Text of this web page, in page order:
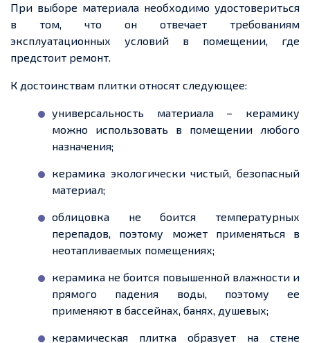
При выборе материала необходимо удостовериться
в том, что он отвечает требованиям
эксплуатационных условий в помещении, где
предстоит ремонт.
К достоинствам плитки относят следующее:
универсальность материала – керамику
можно использовать в помещении любого
назначения;
керамика экологически чистый, безопасный
материал;
облицовка не боится температурных
перепадов, поэтому может применяться в
неотапливаемых помещениях;
керамика не боится повышенной влажности и
прямого падения воды, поэтому ее
применяют в бассейнах, банях, душевых;
керамическая плитка образует на стене